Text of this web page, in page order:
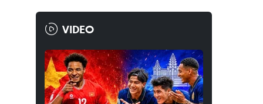
VIDEO